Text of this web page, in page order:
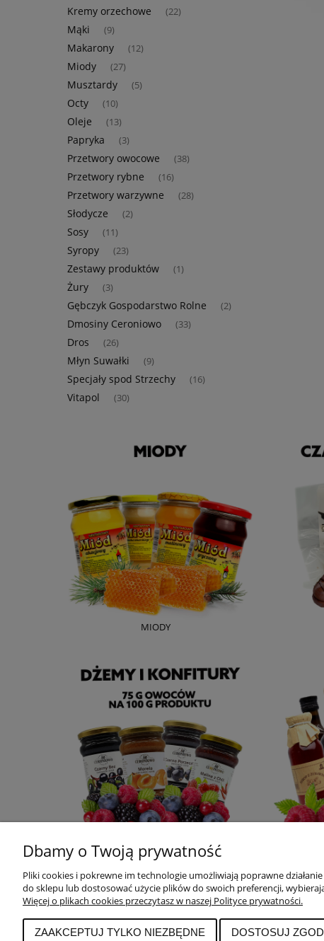
Kremy orzechowe (22)
Mąki (9)
Makarony (12)
Miody (27)
Musztardy (5)
Octy (10)
Oleje (13)
Papryka (3)
Przetwory owocowe (38)
Przetwory rybne (16)
Przetwory warzywne (28)
Słodycze (2)
Sosy (11)
Syropy (23)
Zestawy produktów (1)
Żury (3)
Gębczyk Gospodarstwo Rolne (2)
Dmosiny Ceroniowo (33)
Dros (26)
Młyn Suwałki (9)
Specjały spod Strzechy (16)
Vitapol (30)
MIODY
DŻEMY I KONFITURY
POMOC
Zwroty i Reklamacje
MOJE KONTO
Twoje zamówienia
Dbamy o Twoją prywatność
Pliki cookies i pokrewne im technologie umożliwiają poprawne
do sklepu lub dostosować użycie plików do swoich preferencji,
Więcej o plikach cookies przeczytasz w naszej Polityce prywatności.
ZAAKCEPTUJ TYLKO NIEZBĘDNE DOSTOSUJ